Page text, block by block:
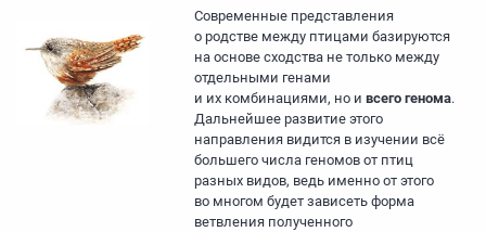
Современные представления
о родстве между птицами базируются
на основе сходства не только между
отдельными генами
и их комбинациями, но и всего генома.
Дальнейшее развитие этого
направления видится в изучении всё
большего числа геномов от птиц
разных видов, ведь именно от этого
во многом будет зависеть форма
ветвления полученного